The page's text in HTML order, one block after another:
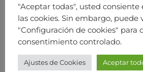
"Aceptar todas", usted consiente
las cookies. Sin embargo, puede
"Configuración de cookies" para
consentimiento controlado.
Ajustes de Cookies Aceptar